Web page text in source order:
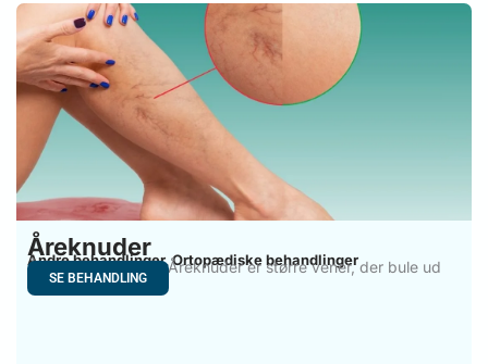
Åreknuder
Andre behandlinger,Ortopædiske behandlinger
Åreknuder i Tyrkiet Åreknuder er større vener, der bule ud
SE BEHANDLING